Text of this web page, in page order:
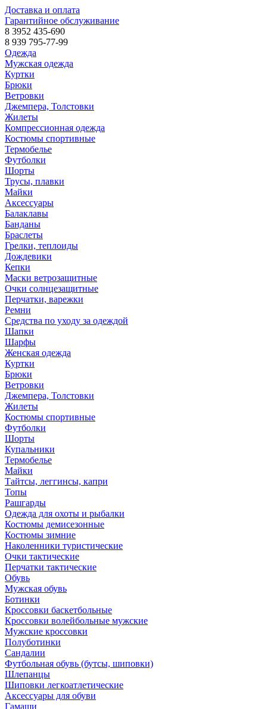
Доставка и оплата
Гарантийное обслуживание
8 3952 435-690
8 939 795-77-99
Одежда
Мужская одежда
Куртки
Брюки
Ветровки
Джемпера, Толстовки
Жилеты
Компрессионная одежда
Костюмы спортивные
Термобелье
Футболки
Шорты
Трусы, плавки
Майки
Аксессуары
Балаклавы
Банданы
Браслеты
Грелки, теплоиды
Дождевики
Кепки
Маски ветрозащитные
Очки солнцезащитные
Перчатки, варежки
Ремни
Средства по уходу за одеждой
Шапки
Шарфы
Женская одежда
Куртки
Брюки
Ветровки
Джемпера, Толстовки
Жилеты
Костюмы спортивные
Футболки
Шорты
Купальники
Термобелье
Майки
Тайтсы, леггинсы, капри
Топы
Рашгарды
Одежда для охоты и рыбалки
Костюмы демисезонные
Костюмы зимние
Наколенники туристические
Очки тактические
Перчатки тактические
Обувь
Мужская обувь
Ботинки
Кроссовки баскетбольные
Кроссовки волейбольные мужские
Мужские кроссовки
Полуботинки
Сандалии
Футбольная обувь (бутсы, шиповки)
Шлепанцы
Шиповки легкоатлетические
Аксессуары для обуви
Гамаши